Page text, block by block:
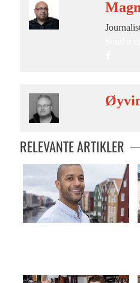
RELEVANTE ARTIKLER